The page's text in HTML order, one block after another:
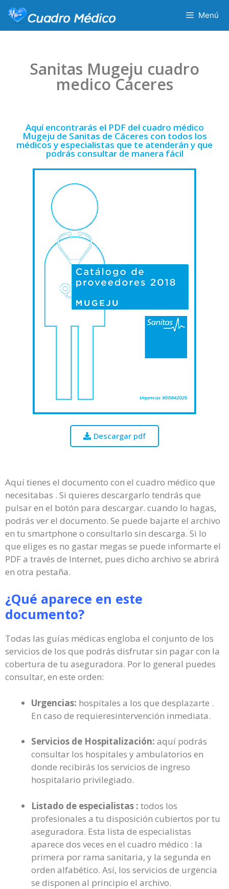
Menú
Sanitas Mugeju cuadro
medico Cáceres
Aquí encontrarás el PDF del cuadro médico
Mugeju de Sanitas de Cáceres con todos los
médicos y especialistas que te atenderán y que
podrás consultar de manera fácil
Descargar pdf
Aquí tienes el documento con el cuadro médico que
necesitabas . Si quieres descargarlo tendrás que
pulsar en el botón para descargar. cuando lo hagas,
podrás ver el documento. Se puede bajarte el archivo
en tu smartphone o consultarlo sin descarga. Si lo
que eliges es no gastar megas se puede informarte el
PDF a través de Internet, pues dicho archivo se abrirá
en otra pestaña.
¿Qué aparece en este
documento?
Todas las guías médicas engloba el conjunto de los
servicios de los que podrás disfrutar sin pagar con la
cobertura de tu aseguradora. Por lo general puedes
consultar, en este orden:
Urgencias: hospitales a los que desplazarte .
En caso de requieresintervención inmediata.
Servicios de Hospitalización: aquí podrás
consultar los hospitales y ambulatorios en
donde recibirás los servicios de ingreso
hospitalario privilegiado.
Listado de especialistas : todos los
profesionales a tu disposición cubiertos por tu
aseguradora. Esta lista de especialistas
aparece dos veces en el cuadro médico : la
primera por rama sanitaria, y la segunda en
orden alfabético. Así, los servicios de urgencia
se disponen al principio el archivo.